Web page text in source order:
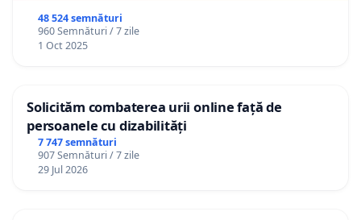
48 524 semnături
960 Semnături / 7 zile
1 Oct 2025
Solicităm combaterea urii online față de
persoanele cu dizabilități
7 747 semnături
907 Semnături / 7 zile
29 Jul 2026